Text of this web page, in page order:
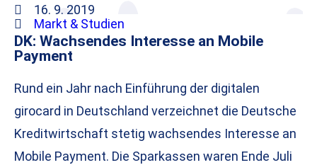
16. 9. 2019
Markt & Studien
DK: Wachsendes Interesse an Mobile
Payment
Rund ein Jahr nach Einführung der digitalen
girocard in Deutschland verzeichnet die Deutsche
Kreditwirtschaft stetig wachsendes Interesse an
Mobile Payment. Die Sparkassen waren Ende Juli